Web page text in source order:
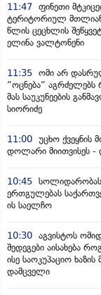
11:47 ფინეთი
ტერიტორიულ
წლის ცეცხლის
ელინა ვალტონენი
11:35 ომი არ
“ოცნება“
მას საუკუნეების
სიორიძე
11:00 უცხო ქვეყნის
დოლარი მიითვისეს -
10:45 სოლიდარობას
ერთგულებას
ის საელჩო
10:30 აგვისტოს
შედეგები აისახება
ისე საოკუპაციო
დამცველი